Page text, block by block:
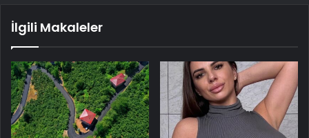
İlgili Makaleler